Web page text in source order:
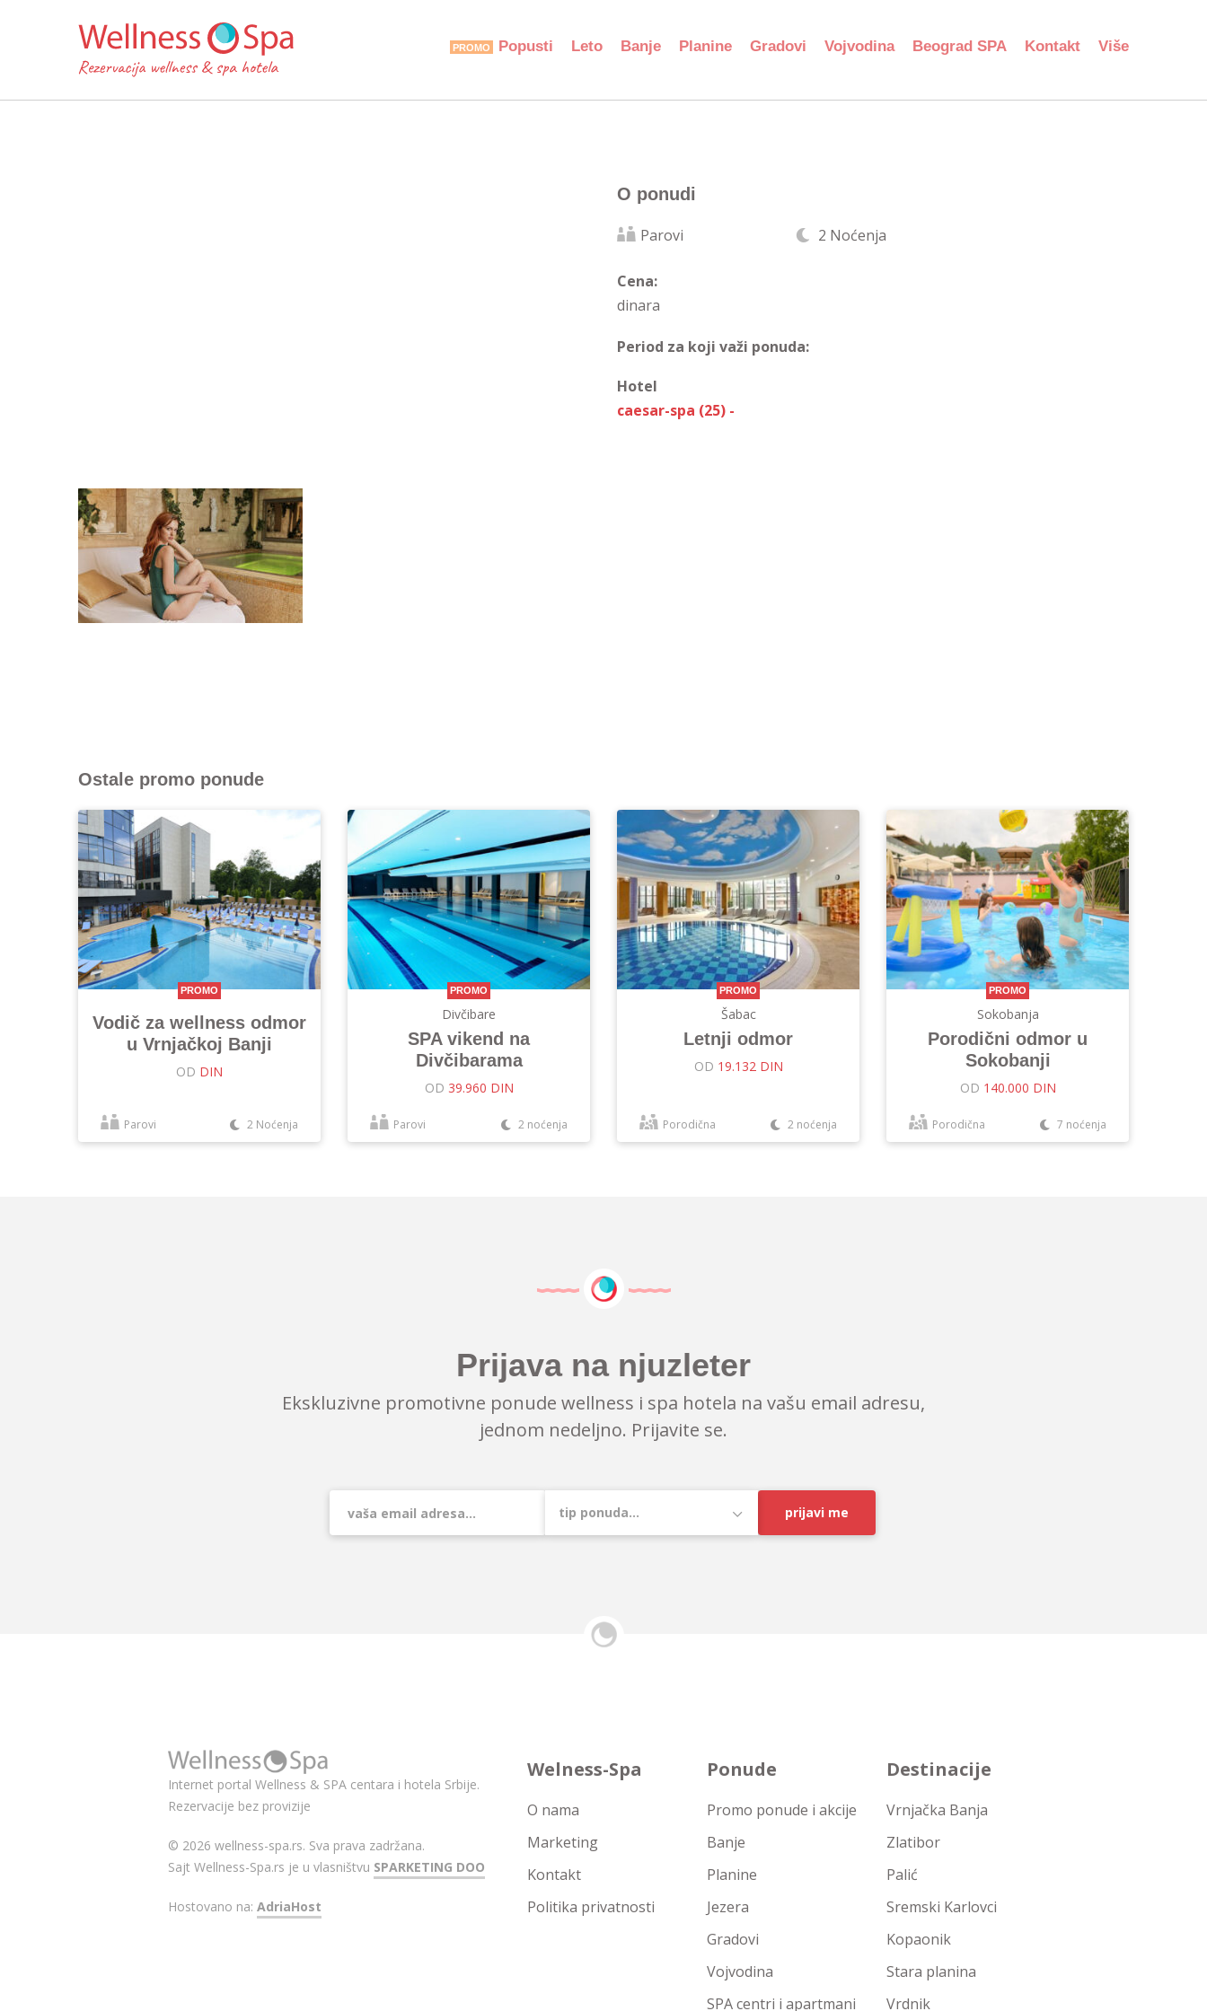
Popusti Leto Banje Planine Gradovi Vojvodina Beograd SPA Kontakt Više
O ponudi
Parovi 2 Noćenja
Cena:
dinara
Period za koji važi ponuda:
Hotel
caesar-spa (25) -
Ostale promo ponude
PROMO
Vodič za wellness odmor
u Vrnjačkoj Banji
OD DIN
Parovi 2 Noćenja
PROMO
Divčibare
SPA vikend na
Divčibarama
OD 39.960 DIN
Parovi 2 noćenja
PROMO
Šabac
Letnji odmor
OD 19.132 DIN
Porodična 2 noćenja
PROMO
Sokobanja
Porodični odmor u
Sokobanji
OD 140.000 DIN
Porodična 7 noćenja
Prijava na njuzleter
Ekskluzivne promotivne ponude wellness i spa hotela na vašu email adresu,
jednom nedeljno. Prijavite se.
prijavi me
Internet portal Wellness & SPA centara i hotela Srbije.
Rezervacije bez provizije
© 2026 wellness-spa.rs. Sva prava zadržana.
Sajt Wellness-Spa.rs je u vlasništvu SPARKETING DOO
Hostovano na: AdriaHost
Welness-Spa
O nama
Marketing
Kontakt
Politika privatnosti
Ponude
Promo ponude i akcije
Banje
Planine
Jezera
Gradovi
Vojvodina
SPA centri i apartmani
Destinacije
Vrnjačka Banja
Zlatibor
Palić
Sremski Karlovci
Kopaonik
Stara planina
Vrdnik